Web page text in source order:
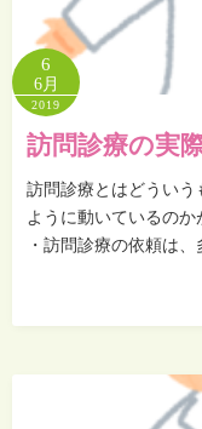
6
6月
2019
訪問診療の実
訪問診療とはどうい
ように動いているの
・訪問診療の依頼は、